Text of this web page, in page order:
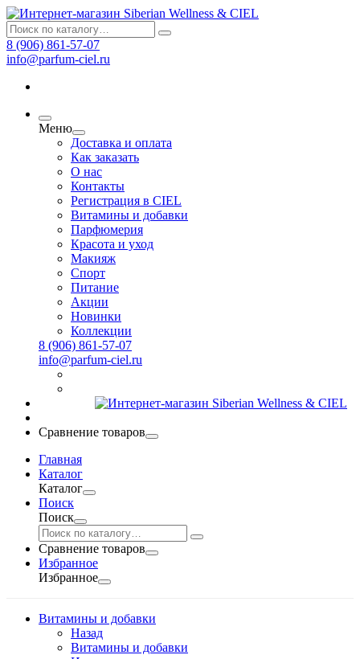
8 (906) 861-57-07
info@parfum-ciel.ru
Меню
Доставка и оплата
Как заказать
О нас
Контакты
Регистрация в CIEL
Витамины и добавки
Парфюмерия
Красота и уход
Макияж
Спорт
Питание
Акции
Новинки
Коллекции
8 (906) 861-57-07
info@parfum-ciel.ru
Сравнение товаров
Главная
Каталог
Каталог
Поиск
Поиск
Сравнение товаров
Избранное
Избранное
Витамины и добавки
Назад
Витамины и добавки